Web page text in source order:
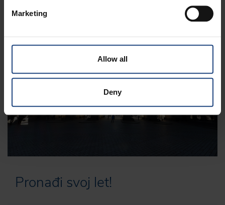
Marketing
Allow all
Deny
Pronađi svoj let!